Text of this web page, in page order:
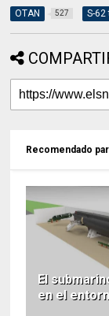
OTAN 527 S-62
Recomendado
El
en el